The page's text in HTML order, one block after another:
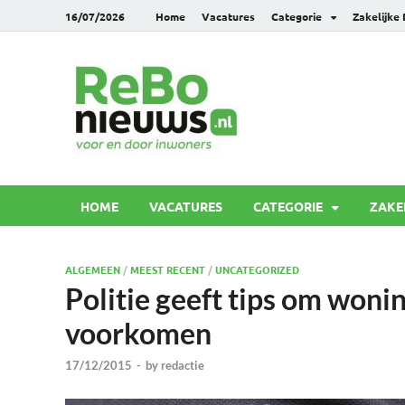
16/07/2026 Home Vacatures Categorie Zakelijke
HOME VACATURES CATEGORIE
ALGEMEEN /MEEST RECENT /UNCATEGORIZED
Politie geeft tips om
voorkomen
17/12/2015 - by redactie